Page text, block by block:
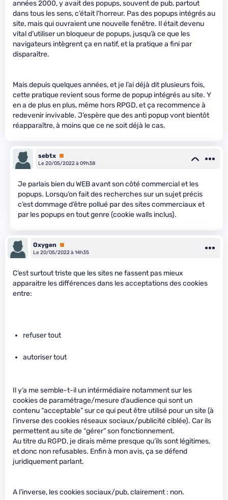
années 2000, y avait des popups, souvent de pub, partout
dans tous les sens, c’était l’horreur. Pas des popups intégrés au
site, mais qui ouvraient une nouvelle fenêtre. Il était devenu
vital d’utiliser un bloqueur de popups, jusqu’à ce que les
navigateurs intègrent ça en natif, et la pratique a fini par
disparaître.
Mais depuis quelques années, et je l’ai déjà dit plusieurs fois,
cette pratique revient sous forme de popup intégrés au site. Y
en a de plus en plus, même hors RPGD, et ça recommence à
redevenir invivable. J’espère que des anti popup vont bientôt
réapparaître, à moins que ce ne soit déjà le cas.
sebtx Premium
Le 20/05/2022 à 09h38
Je parlais bien du WEB avant son côté commercial et les
popups. Lorsqu’on fait des recherches sur un sujet précis
c’est dommage d’être pollué par des sites commerciaux et
par les popups en tout genre (cookie walls inclus).
Oxygen
Premium
Le 20/05/2022 à 14h35
C’est surtout triste que les sites ne fassent pas mieux
apparaitre les différences dans les acceptations des cookies
entre:
refuser tout
autoriser tout
Il y’a me semble-t-il un intérmédiaire notamment sur les
cookies de paramétrage/mesure d’audience qui sont un
contenu “acceptable” sur ce qui peut être utilisé pour un site (à
l’inverse des cookies réseaux sociaux/publicité ciblée). Car ils
permettent au site de “gérer” son fonctionnement.
Au titre du RGPD, je dirais même presque qu’ils sont légitimes,
et donc non refusables. Enfin à mon avis, ça se défend
juridiquement parlant.
A l’inverse, les cookies sociaux/pub, clairement : non.